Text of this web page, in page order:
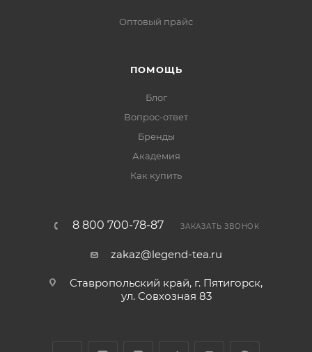
Оптовый прайс
ПОМОЩЬ
Блог
Вопрос-ответ
Бренды
Академия
Как купить
8 800 700-78-87 ЗАКАЗАТЬ ЗВОНОК
zakaz@legend-tea.ru
Ставропольский край, г. Пятигорск,
ул. Совхозная 83